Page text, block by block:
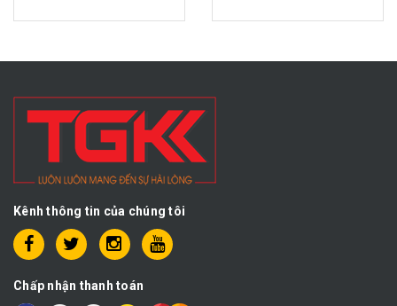
Kênh thông tin của chúng tôi
Chấp nhận thanh toán